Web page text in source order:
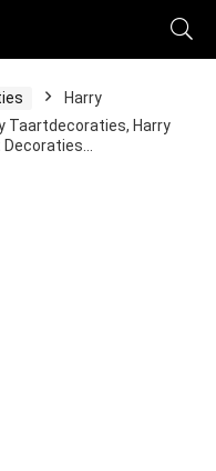
Harry
Taartdecoraties, Harry